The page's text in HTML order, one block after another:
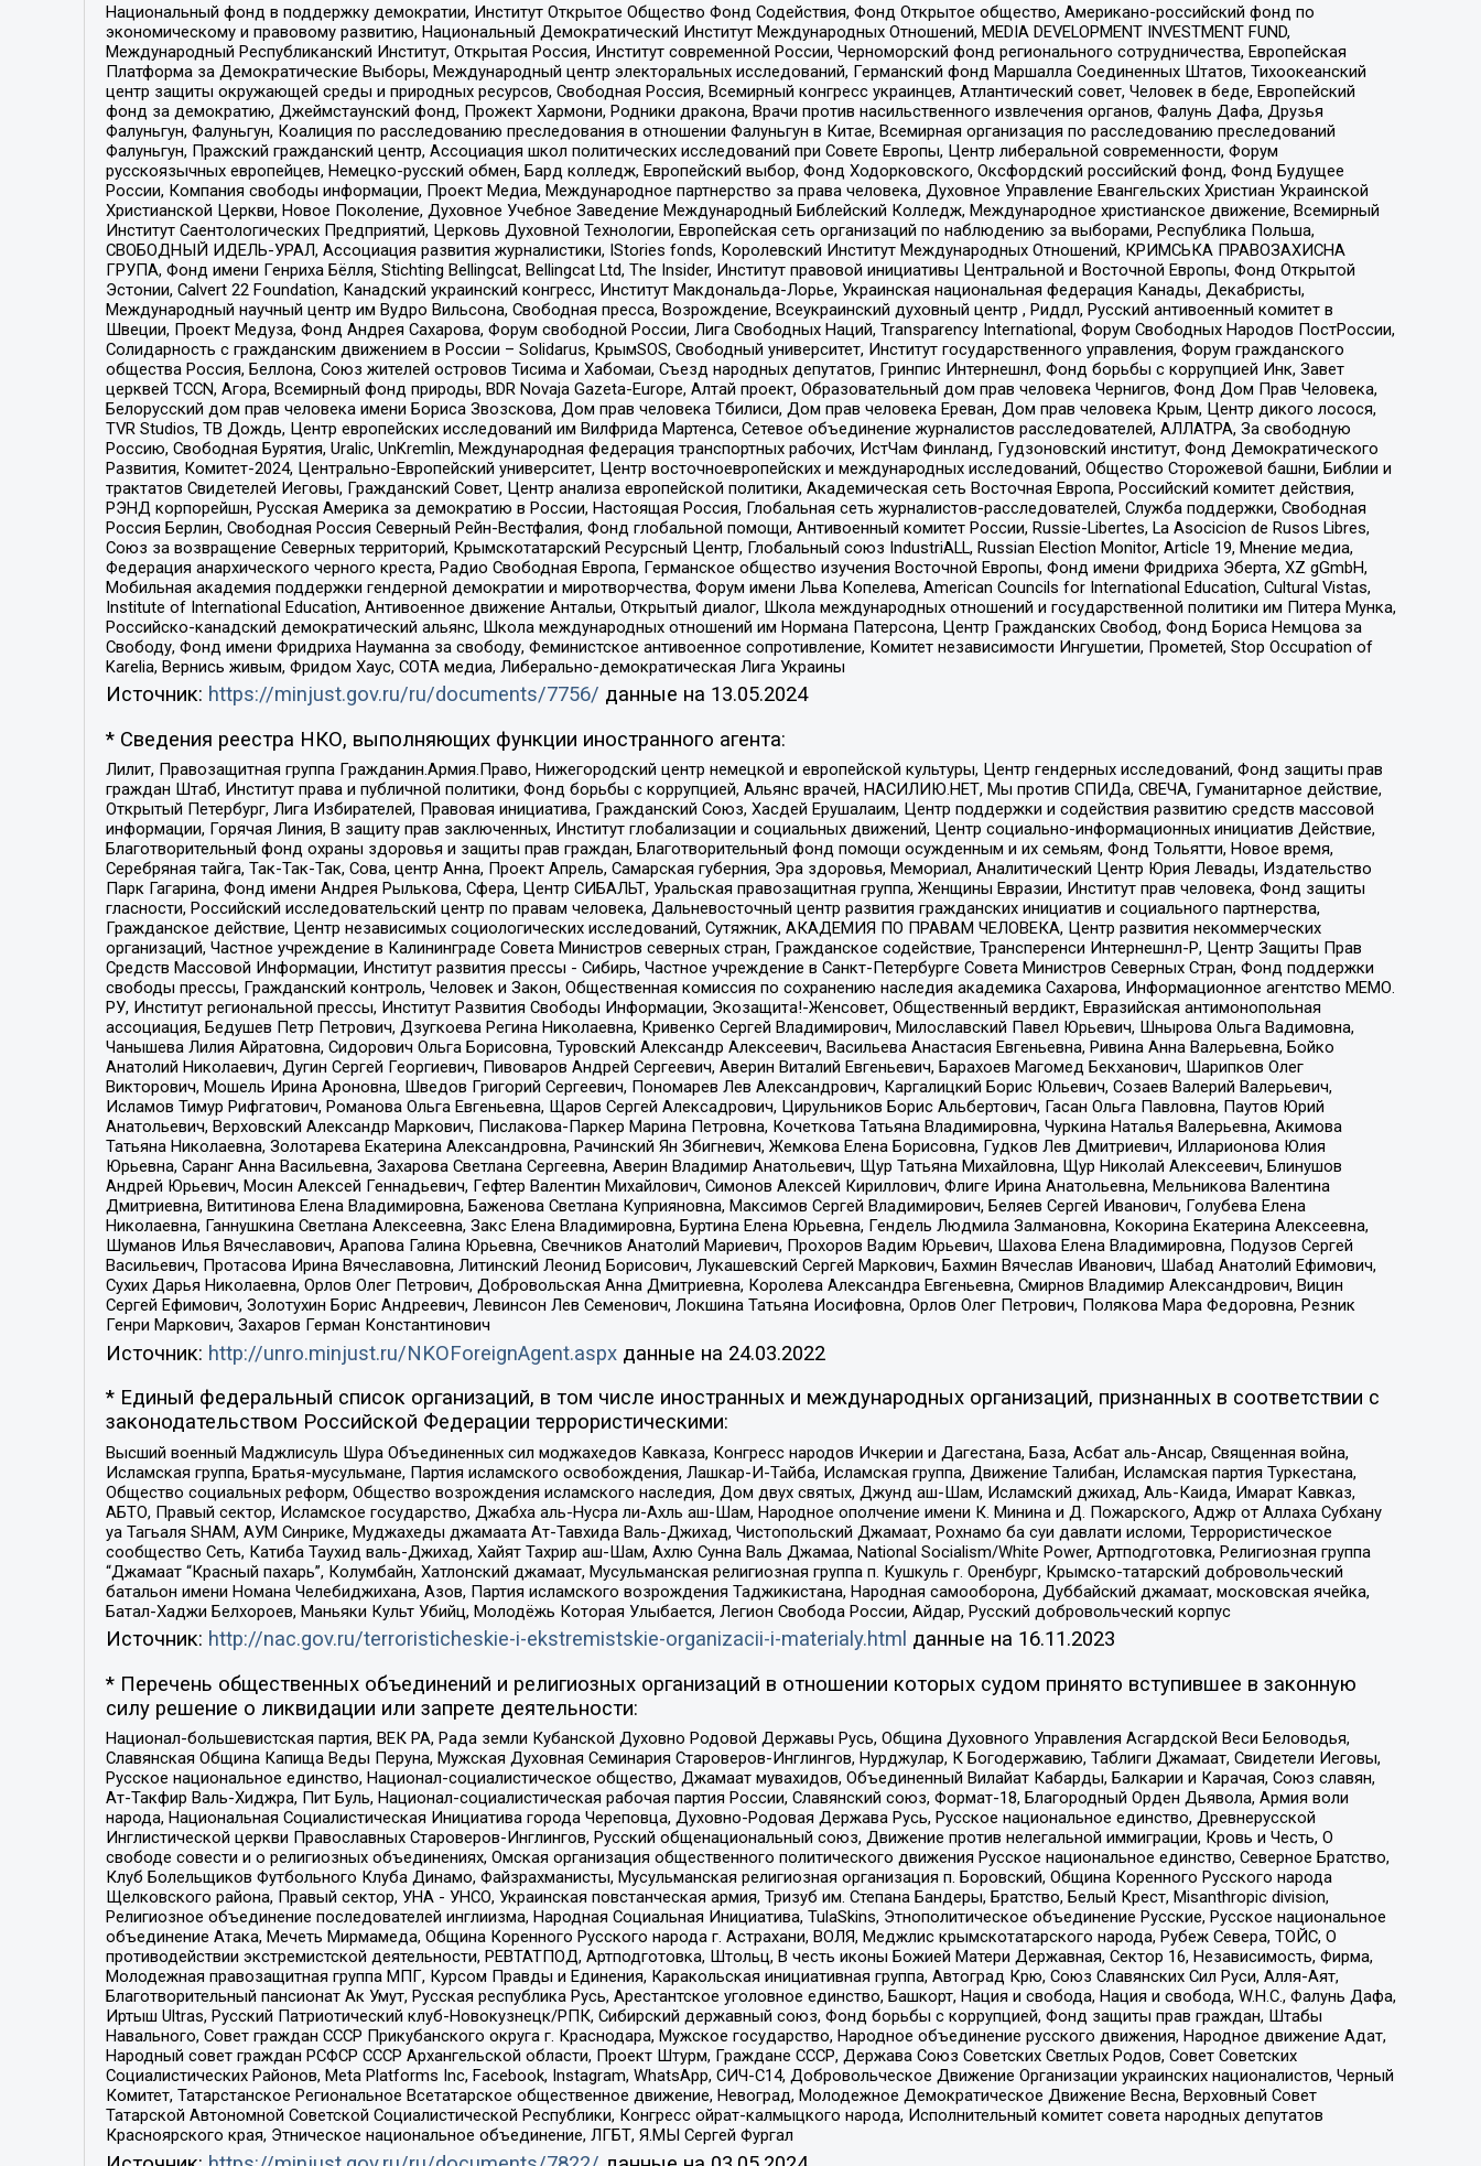
Национальный фонд в поддержку демократии, Институт Открытое Общество Фонд Содействия, Фонд Открытое общество, Американо-российский фонд по
экономическому и правовому развитию, Национальный Демократический Институт Международных Отношений, MEDIA DEVELOPMENT INVESTMENT FUND,
Международный Республиканский Институт, Открытая Россия, Институт современной России, Черноморский фонд регионального сотрудничества, Европейская
Платформа за Демократические Выборы, Международный центр электоральных исследований, Германский фонд Маршалла Соединенных Штатов, Тихоокеанский
центр защиты окружающей среды и природных ресурсов, Свободная Россия, Всемирный конгресс украинцев, Атлантический совет, Человек в беде, Европейский
фонд за демократию, Джеймстаунский фонд, Прожект Хармони, Родники дракона, Врачи против насильственного извлечения органов, Фалунь Дафа, Друзья
Фалуньгун, Фалуньгун, Коалиция по расследованию преследования в отношении Фалуньгун в Китае, Всемирная организация по расследованию преследований
Фалуньгун, Пражский гражданский центр, Ассоциация школ политических исследований при Совете Европы, Центр либеральной современности, Форум
русскоязычных европейцев, Немецко-русский обмен, Бард колледж, Европейский выбор, Фонд Ходорковского, Оксфордский российский фонд, Фонд Будущее
России, Компания свободы информации, Проект Медиа, Международное партнерство за права человека, Духовное Управление Евангельских Христиан Украинской
Христианской Церкви, Новое Поколение, Духовное Учебное Заведение Международный Библейский Колледж, Международное христианское движение, Всемирный
Институт Саентологических Предприятий, Церковь Духовной Технологии, Европейская сеть организаций по наблюдению за выборами, Республика Польша,
СВОБОДНЫЙ ИДЕЛЬ-УРАЛ, Ассоциация развития журналистики, IStories fonds, Королевский Институт Международных Отношений, КРИМСЬКА ПРАВОЗАХИСНА
ГРУПА, Фонд имени Генриха Бёлля, Stichting Bellingcat, Bellingcat Ltd, The Insider, Институт правовой инициативы Центральной и Восточной Европы, Фонд Открытой
Эстонии, Calvert 22 Foundation, Канадский украинский конгресс, Институт Макдональда-Лорье, Украинская национальная федерация Канады, Декабристы,
Международный научный центр им Вудро Вильсона, Свободная пресса, Возрождение, Всеукраинский духовный центр , Риддл, Русский антивоенный комитет в
Швеции, Проект Медуза, Фонд Андрея Сахарова, Форум свободной России, Лига Свободных Наций, Transparеncy International, Форум Свободных Народов ПостРоссии,
Солидарность с гражданским движением в России – Solidarus, КрымSOS, Свободный университет, Институт государственного управления, Форум гражданского
общества Россия, Беллона, Союз жителей островов Тисима и Хабомаи, Съезд народных депутатов, Гринпис Интернешнл, Фонд борьбы с коррупцией Инк, Завет
церквей TCCN, Агора, Всемирный фонд природы, BDR Novaja Gazeta-Europe, Алтай проект, Образовательный дом прав человека Чернигов, Фонд Дом Прав Человека,
Белорусский дом прав человека имени Бориса Звозскова, Дом прав человека Тбилиси, Дом прав человека Ереван, Дом прав человека Крым, Центр дикого лосося,
TVR Studios, ТВ Дождь, Центр европейских исследований им Вилфрида Мартенса, Сетевое объединение журналистов расследователей, АЛЛАТРА, За свободную
Россию, Свободная Бурятия, Uralic, UnKremlin, Международная федерация транспортных рабочих, ИстЧам Финланд, Гудзоновский институт, Фонд Демократического
Развития, Комитет-2024, Центрально-Европейский университет, Центр восточноевропейских и международных исследований, Общество Сторожевой башни, Библии и
трактатов Свидетелей Иеговы, Гражданский Совет, Центр анализа европейской политики, Академическая сеть Восточная Европа, Российский комитет действия,
РЭНД корпорейшн, Русская Америка за демократию в России, Настоящая Россия, Глобальная сеть журналистов-расследователей, Служба поддержки, Свободная
Россия Берлин, Свободная Россия Северный Рейн-Вестфалия, Фонд глобальной помощи, Антивоенный комитет России, Russie-Libertes, La Asocicion de Rusos Libres,
Союз за возвращение Северных территорий, Крымскотатарский Ресурсный Центр, Глобальный союз IndustriALL, Russian Election Monitor, Article 19, Мнение медиа,
Федерация анархического черного креста, Радио Свободная Европа, Германское общество изучения Восточной Европы, Фонд имени Фридриха Эберта, XZ gGmbH,
Мобильная академия поддержки гендерной демократии и миротворчества, Форум имени Льва Копелева, American Councils for International Education, Cultural Vistas,
Institute of International Education, Антивоенное движение Антальи, Открытый диалог, Школа международных отношений и государственной политики им Питера Мунка,
Российско-канадский демократический альянс, Школа международных отношений им Нормана Патерсона, Центр Гражданских Свобод, Фонд Бориса Немцова за
Свободу, Фонд имени Фридриха Науманна за свободу, Феминистское антивоенное сопротивление, Комитет независимости Ингушетии, Прометей, Stop Occupation of
Karelia, Вернись живым, Фридом Хаус, СОТА медиа, Либерально-демократическая Лига Украины
Источник: https://minjust.gov.ru/ru/documents/7756/ данные на 13.05.2024
* Сведения реестра НКО, выполняющих функции иностранного агента:
Лилит, Правозащитная группа Гражданин.Армия.Право, Нижегородский центр немецкой и европейской культуры, Центр гендерных исследований, Фонд защиты прав
граждан Штаб, Институт права и публичной политики, Фонд борьбы с коррупцией, Альянс врачей, НАСИЛИЮ.НЕТ, Мы против СПИДа, СВЕЧА, Гуманитарное действие,
Открытый Петербург, Лига Избирателей, Правовая инициатива, Гражданский Союз, Хасдей Ерушалаим, Центр поддержки и содействия развитию средств массовой
информации, Горячая Линия, В защиту прав заключенных, Институт глобализации и социальных движений, Центр социально-информационных инициатив Действие,
Благотворительный фонд охраны здоровья и защиты прав граждан, Благотворительный фонд помощи осужденным и их семьям, Фонд Тольятти, Новое время,
Серебряная тайга, Так-Так-Так, Сова, центр Анна, Проект Апрель, Самарская губерния, Эра здоровья, Мемориал, Аналитический Центр Юрия Левады, Издательство
Парк Гагарина, Фонд имени Андрея Рылькова, Сфера, Центр СИБАЛЬТ, Уральская правозащитная группа, Женщины Евразии, Институт прав человека, Фонд защиты
гласности, Российский исследовательский центр по правам человека, Дальневосточный центр развития гражданских инициатив и социального партнерства,
Гражданское действие, Центр независимых социологических исследований, Сутяжник, АКАДЕМИЯ ПО ПРАВАМ ЧЕЛОВЕКА, Центр развития некоммерческих
организаций, Частное учреждение в Калининграде Совета Министров северных стран, Гражданское содействие, Трансперенси Интернешнл-Р, Центр Защиты Прав
Средств Массовой Информации, Институт развития прессы - Сибирь, Частное учреждение в Санкт-Петербурге Совета Министров Северных Стран, Фонд поддержки
свободы прессы, Гражданский контроль, Человек и Закон, Общественная комиссия по сохранению наследия академика Сахарова, Информационное агентство МЕМО.
РУ, Институт региональной прессы, Институт Развития Свободы Информации, Экозащита!-Женсовет, Общественный вердикт, Евразийская антимонопольная
ассоциация, Бедушев Петр Петрович, Дзугкоева Регина Николаевна, Кривенко Сергей Владимирович, Милославский Павел Юрьевич, Шнырова Ольга Вадимовна,
Чанышева Лилия Айратовна, Сидорович Ольга Борисовна, Туровский Александр Алексеевич, Васильева Анастасия Евгеньевна, Ривина Анна Валерьевна, Бойко
Анатолий Николаевич, Дугин Сергей Георгиевич, Пивоваров Андрей Сергеевич, Аверин Виталий Евгеньевич, Барахоев Магомед Бекханович, Шарипков Олег
Викторович, Мошель Ирина Ароновна, Шведов Григорий Сергеевич, Пономарев Лев Александрович, Каргалицкий Борис Юльевич, Созаев Валерий Валерьевич,
Исламов Тимур Рифгатович, Романова Ольга Евгеньевна, Щаров Сергей Алексадрович, Цирульников Борис Альбертович, Гасан Ольга Павловна, Паутов Юрий
Анатольевич, Верховский Александр Маркович, Пислакова-Паркер Марина Петровна, Кочеткова Татьяна Владимировна, Чуркина Наталья Валерьевна, Акимова
Татьяна Николаевна, Золотарева Екатерина Александровна, Рачинский Ян Збигневич, Жемкова Елена Борисовна, Гудков Лев Дмитриевич, Илларионова Юлия
Юрьевна, Саранг Анна Васильевна, Захарова Светлана Сергеевна, Аверин Владимир Анатольевич, Щур Татьяна Михайловна, Щур Николай Алексеевич, Блинушов
Андрей Юрьевич, Мосин Алексей Геннадьевич, Гефтер Валентин Михайлович, Симонов Алексей Кириллович, Флиге Ирина Анатольевна, Мельникова Валентина
Дмитриевна, Вититинова Елена Владимировна, Баженова Светлана Куприяновна, Максимов Сергей Владимирович, Беляев Сергей Иванович, Голубева Елена
Николаевна, Ганнушкина Светлана Алексеевна, Закс Елена Владимировна, Буртина Елена Юрьевна, Гендель Людмила Залмановна, Кокорина Екатерина Алексеевна,
Шуманов Илья Вячеславович, Арапова Галина Юрьевна, Свечников Анатолий Мариевич, Прохоров Вадим Юрьевич, Шахова Елена Владимировна, Подузов Сергей
Васильевич, Протасова Ирина Вячеславовна, Литинский Леонид Борисович, Лукашевский Сергей Маркович, Бахмин Вячеслав Иванович, Шабад Анатолий Ефимович,
Сухих Дарья Николаевна, Орлов Олег Петрович, Добровольская Анна Дмитриевна, Королева Александра Евгеньевна, Смирнов Владимир Александрович, Вицин
Сергей Ефимович, Золотухин Борис Андреевич, Левинсон Лев Семенович, Локшина Татьяна Иосифовна, Орлов Олег Петрович, Полякова Мара Федоровна, Резник
Генри Маркович, Захаров Герман Константинович
Источник: http://unro.minjust.ru/NKOForeignAgent.aspxданные на 24.03.2022
* Единый федеральный список организаций, в том числе иностранных и международных организаций, признанных в соответствии с
законодательством Российской Федерации террористическими:
Высший военный Маджлисуль Шура Объединенных сил моджахедов Кавказа, Конгресс народов Ичкерии и Дагестана, База, Асбат аль-Ансар, Священная война,
Исламская группа, Братья-мусульмане, Партия исламского освобождения, Лашкар-И-Тайба, Исламская группа, Движение Талибан, Исламская партия Туркестана,
Общество социальных реформ, Общество возрождения исламского наследия, Дом двух святых, Джунд аш-Шам, Исламский джихад, Аль-Каида, Имарат Кавказ,
АБТО, Правый сектор, Исламское государство, Джабха аль-Нусра ли-Ахль аш-Шам, Народное ополчение имени К. Минина и Д. Пожарского, Аджр от Аллаха Субхану
уа Тагьаля SHAM, АУМ Синрике, Муджахеды джамаата Ат-Тавхида Валь-Джихад, Чистопольский Джамаат, Рохнамо ба суи давлати исломи, Террористическое
сообщество Сеть, Катиба Таухид валь-Джихад, Хайят Тахрир аш-Шам, Ахлю Сунна Валь Джамаа, National Socialism/White Power, Артподготовка, Религиозная группа
“Джамаат “Красный пахарь”, Колумбайн, Хатлонский джамаат, Мусульманская религиозная группа п. Кушкуль г. Оренбург, Крымско-татарский добровольческий
батальон имени Номана Челебиджихана, Азов, Партия исламского возрождения Таджикистана, Народная самооборона, Дуббайский джамаат, московская ячейка,
Батал-Хаджи Белхороев, Маньяки Культ Убийц, Молодёжь Которая Улыбается, Легион Свобода России, Айдар, Русский добровольческий корпус
Источник: http://nac.gov.ru/terroristicheskie-i-ekstremistskie-organizacii-i-materialy.html данные на 16.11.2023
* Перечень общественных объединений и религиозных организаций в отношении которых судом принято вступившее в законную
силу решение о ликвидации или запрете деятельности:
Национал-большевистская партия, ВЕК РА, Рада земли Кубанской Духовно Родовой Державы Русь, Община Духовного Управления Асгардской Веси Беловодья,
Славянская Община Капища Веды Перуна, Мужская Духовная Семинария Староверов-Инглингов, Нурджулар, К Богодержавию, Таблиги Джамаат, Свидетели Иеговы,
Русское национальное единство, Национал-социалистическое общество, Джамаат мувахидов, Объединенный Вилайат Кабарды, Балкарии и Карачая, Союз славян,
Ат-Такфир Валь-Хиджра, Пит Буль, Национал-социалистическая рабочая партия России, Славянский союз, Формат-18, Благородный Орден Дьявола, Армия воли
народа, Национальная Социалистическая Инициатива города Череповца, Духовно-Родовая Держава Русь, Русское национальное единство, Древнерусской
Инглистической церкви Православных Староверов-Инглингов, Русский общенациональный союз, Движение против нелегальной иммиграции, Кровь и Честь, О
свободе совести и о религиозных объединениях, Омская организация общественного политического движения Русское национальное единство, Северное Братство,
Клуб Болельщиков Футбольного Клуба Динамо, Файзрахманисты, Мусульманская религиозная организация п. Боровский, Община Коренного Русского народа
Щелковского района, Правый сектор, УНА - УНСО, Украинская повстанческая армия, Тризуб им. Степана Бандеры, Братство, Белый Крест, Misanthropic division,
Религиозное объединение последователей инглиизма, Народная Социальная Инициатива, TulaSkins, Этнополитическое объединение Русские, Русское национальное
объединение Атака, Мечеть Мирмамеда, Община Коренного Русского народа г. Астрахани, ВОЛЯ, Меджлис крымскотатарского народа, Рубеж Севера, ТОЙС, О
противодействии экстремистской деятельности, РЕВТАТПОД, Артподготовка, Штольц, В честь иконы Божией Матери Державная, Сектор 16, Независимость, Фирма,
Молодежная правозащитная группа МПГ, Курсом Правды и Единения, Каракольская инициативная группа, Автоград Крю, Союз Славянских Сил Руси, Алля-Аят,
Благотворительный пансионат Ак Умут, Русская республика Русь, Арестантское уголовное единство, Башкорт, Нация и свобода, Нация и свобода, W.H.С., Фалунь Дафа,
Иртыш Ultras, Русский Патриотический клуб-Новокузнецк/РПК, Сибирский державный союз, Фонд борьбы с коррупцией, Фонд защиты прав граждан, Штабы
Навального, Совет граждан СССР Прикубанского округа г. Краснодара, Мужское государство, Народное объединение русского движения, Народное движение Адат,
Народный совет граждан РСФСР СССР Архангельской области, Проект Штурм, Граждане СССР, Держава Союз Советских Светлых Родов, Совет Советских
Социалистических Районов, Meta Platforms Inc, Facebook, Instagram, WhatsApp, СИЧ-С14, Добровольческое Движение Организации украинских националистов, Черный
Комитет, Татарстанское Региональное Всетатарское общественное движение, Невоград, Молодежное Демократическое Движение Весна, Верховный Совет
Татарской Автономной Советской Социалистической Республики, Конгресс ойрат-калмыцкого народа, Исполнительный комитет совета народных депутатов
Красноярского края, Этническое национальное объединение, ЛГБТ, Я.МЫ Сергей Фургал